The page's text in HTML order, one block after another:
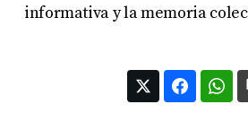
informativa y la memoria